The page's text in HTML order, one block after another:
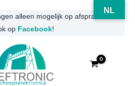
alleen mogelijk op afspraak
op Facebook!
NL